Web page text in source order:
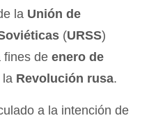
la Unión de
(URSS)
fines de enero de
la Revolución rusa.
a la intención de